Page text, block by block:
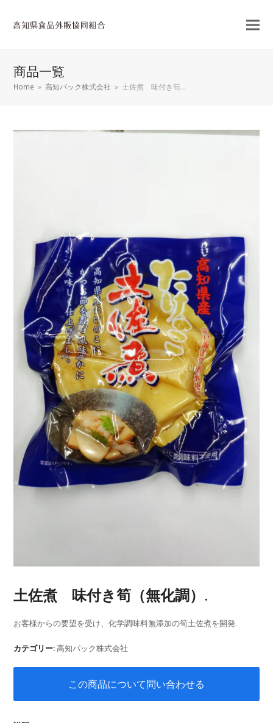
商品一覧
Home » 高知パック株式会社 » 土佐煮 味付き筍…
土佐煮 味付き筍（無化調）.
お客様からの要望を受け、化学調味料無添加の筍土佐煮を開発.
カテゴリー:高知パック株式会社
この商品について問い合わせる